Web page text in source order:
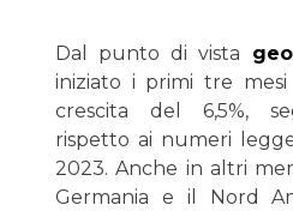
Dal punto di vista
iniziato i primi tre
crescita del 6,5%,
rispetto ai numeri
2023. Anche in altri
Germania e il Nord